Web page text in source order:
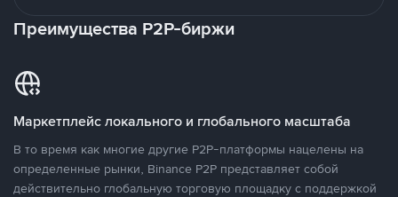
Преимущества P2P-биржи
Маркетплейс локального и глобального масштаба
В то время как многие другие P2P-платформы нацелены на
определенные рынки, Binance P2P представляет собой
действительно глобальную торговую площадку с поддержкой